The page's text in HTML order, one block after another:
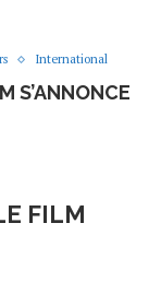
International
S’ANNONCE
FILM